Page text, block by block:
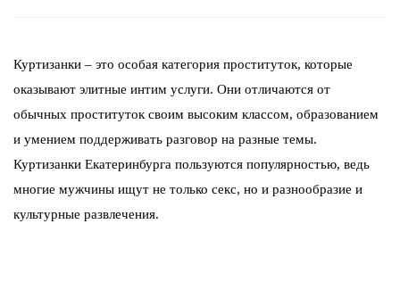
Куртизанки – это особая категория проституток, которые
оказывают элитные интим услуги. Они отличаются от
обычных проституток своим высоким классом, образованием
и умением поддерживать разговор на разные темы.
Куртизанки Екатеринбурга пользуются популярностью, ведь
многие мужчины ищут не только секс, но и разнообразие и
культурные развлечения.